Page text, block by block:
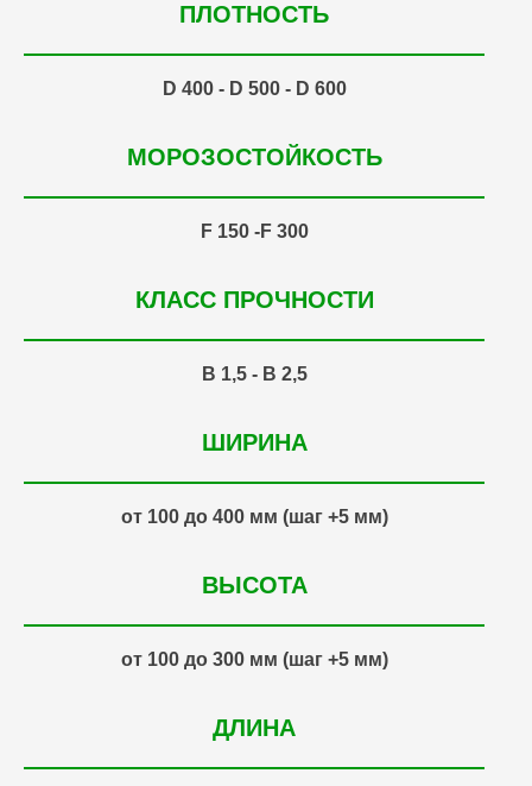
ПЛОТНОСТЬ
D 400 - D 500 - D 600
МОРОЗОСТОЙКОСТЬ
F 150 -F 300
КЛАСС ПРОЧНОСТИ
B 1,5 - B 2,5
ШИРИНА
от 100 до 400 мм (шаг +5 мм)
ВЫСОТА
от 100 до 300 мм (шаг +5 мм)
ДЛИНА